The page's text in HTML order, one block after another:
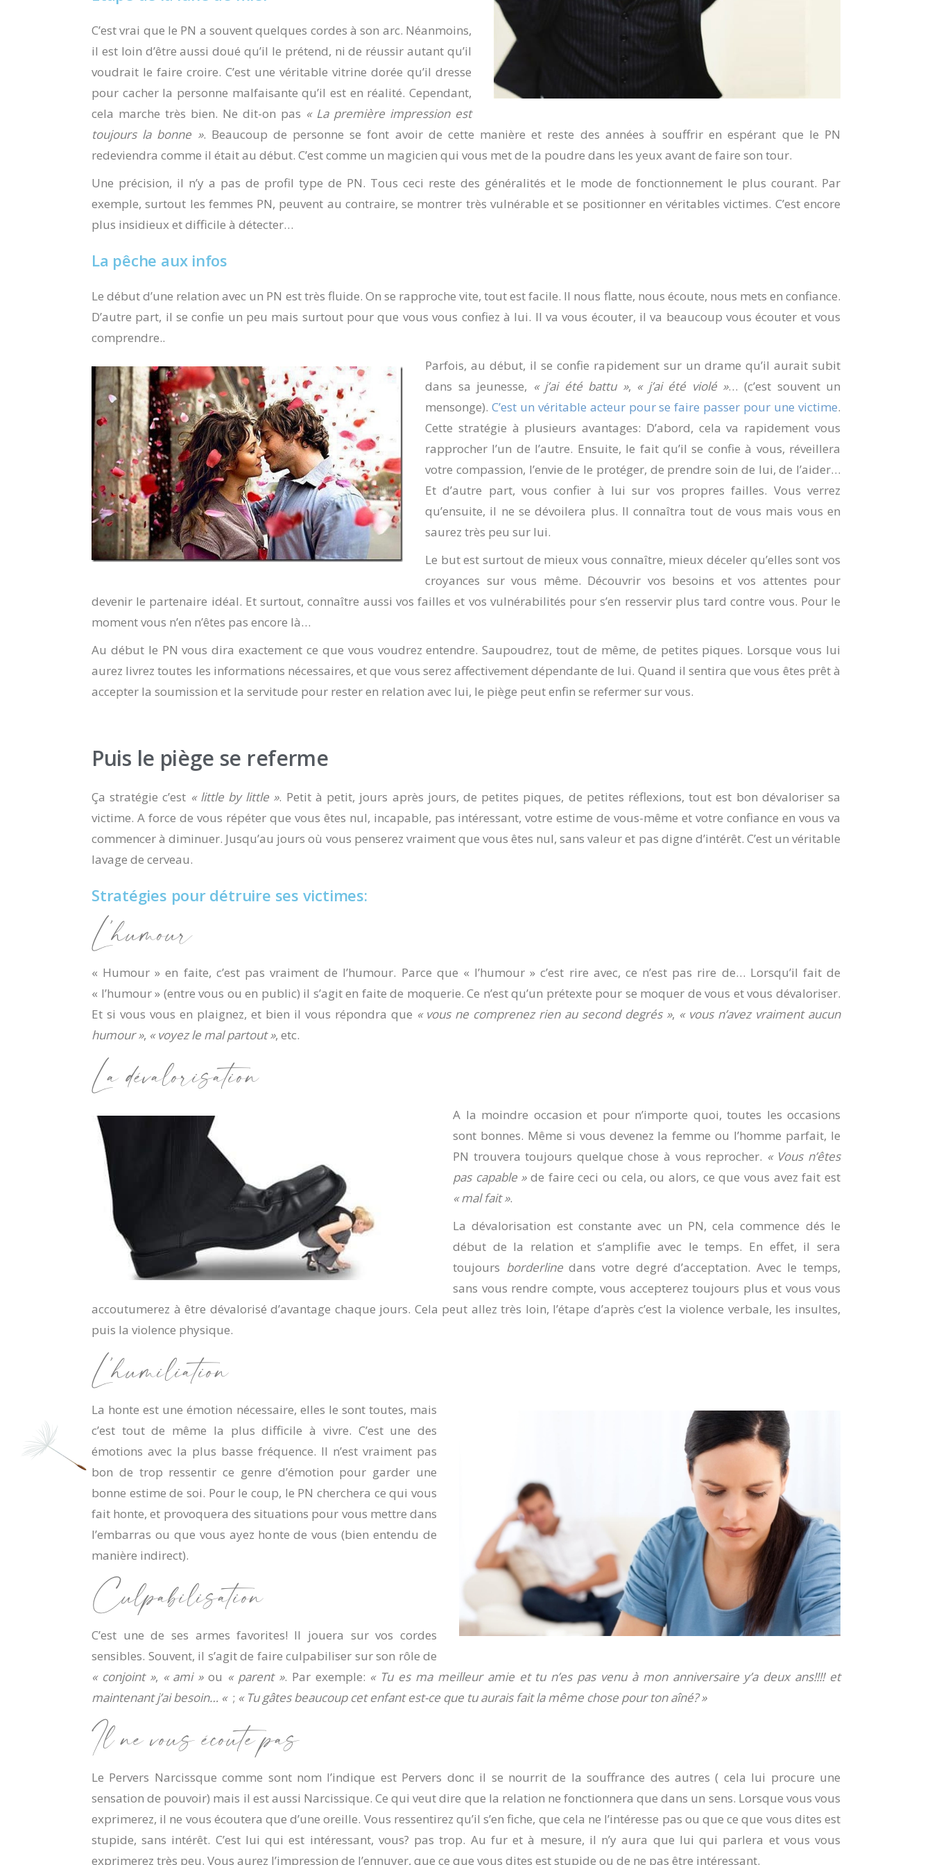
C’est vrai que le PN a souvent quelques cordes à son arc. Néanmoins,
il est loin d’être aussi doué qu’il le prétend, ni de réussir autant qu’il
voudrait le faire croire. C’est une véritable vitrine dorée qu’il dresse
pour cacher la personne malfaisante qu’il est en réalité. Cependant,
cela marche très bien. Ne dit-on pas « La première impression est
toujours la bonne ». Beaucoup de personne se font avoir de cette manière et reste des années à souffrir en espérant que le PN
redeviendra comme il était au début. C’est comme un magicien qui vous met de la poudre dans les yeux avant de faire son tour.
Une précision, il n’y a pas de profil type de PN. Tous ceci reste des généralités et le mode de fonctionnement le plus courant. Par
exemple, surtout les femmes PN, peuvent au contraire, se montrer très vulnérable et se positionner en véritables victimes. C’est encore
plus insidieux et difficile à détecter…
La pêche aux infos
Le début d’une relation avec un PN est très fluide. On se rapproche vite, tout est facile. Il nous flatte, nous écoute, nous mets en confiance.
D’autre part, il se confie un peu mais surtout pour que vous vous confiez à lui. Il va vous écouter, il va beaucoup vous écouter et vous
comprendre..
Parfois, au début, il se confie rapidement sur un drame qu’il aurait subit
dans sa jeunesse, « j’ai été battu », « j’ai été violé »… (c’est souvent un
mensonge). C’est un véritable acteur pour se faire passer pour une victime.
Cette stratégie à plusieurs avantages: D’abord, cela va rapidement vous
rapprocher l’un de l’autre. Ensuite, le fait qu’il se confie à vous, réveillera
votre compassion, l’envie de le protéger, de prendre soin de lui, de l’aider…
Et d’autre part, vous confier à lui sur vos propres failles. Vous verrez
qu’ensuite, il ne se dévoilera plus. Il connaîtra tout de vous mais vous en
saurez très peu sur lui.
Le but est surtout de mieux vous connaître, mieux déceler qu’elles sont vos
croyances sur vous même. Découvrir vos besoins et vos attentes pour
devenir le partenaire idéal. Et surtout, connaître aussi vos failles et vos vulnérabilités pour s’en resservir plus tard contre vous. Pour le
moment vous n’en n’êtes pas encore là…
Au début le PN vous dira exactement ce que vous voudrez entendre. Saupoudrez, tout de même, de petites piques. Lorsque vous lui
aurez livrez toutes les informations nécessaires, et que vous serez affectivement dépendante de lui. Quand il sentira que vous êtes prêt à
accepter la soumission et la servitude pour rester en relation avec lui, le piège peut enfin se refermer sur vous.
Puis le piège se referme
Ça stratégie c’est « little by little ». Petit à petit, jours après jours, de petites piques, de petites réflexions, tout est bon dévaloriser sa
victime. A force de vous répéter que vous êtes nul, incapable, pas intéressant, votre estime de vous-même et votre confiance en vous va
commencer à diminuer. Jusqu’au jours où vous penserez vraiment que vous êtes nul, sans valeur et pas digne d’intérêt. C’est un véritable
lavage de cerveau.
Stratégies pour détruire ses victimes:
L’humour
« Humour » en faite, c’est pas vraiment de l’humour. Parce que « l’humour » c’est rire avec, ce n’est pas rire de… Lorsqu’il fait de
« l’humour » (entre vous ou en public) il s’agit en faite de moquerie. Ce n’est qu’un prétexte pour se moquer de vous et vous dévaloriser.
Et si vous vous en plaignez, et bien il vous répondra que « vous ne comprenez rien au second degrés », « vous n’avez vraiment aucun
humour », « voyez le mal partout », etc.
La dévalorisation
A la moindre occasion et pour n’importe quoi, toutes les occasions
sont bonnes. Même si vous devenez la femme ou l’homme parfait, le
PN trouvera toujours quelque chose à vous reprocher. « Vous n’êtes
pas capable »de faire ceci ou cela, ou alors, ce que vous avez fait est
« mal fait ».
La dévalorisation est constante avec un PN, cela commence dés le
début de la relation et s’amplifie avec le temps. En effet, il sera
toujours borderlinedans votre degré d’acceptation. Avec le temps,
sans vous rendre compte, vous accepterez toujours plus et vous vous
accoutumerez à être dévalorisé d’avantage chaque jours. Cela peut allez très loin, l’étape d’après c’est la violence verbale, les insultes,
puis la violence physique.
L’humiliation
La honte est une émotion nécessaire, elles le sont toutes, mais
c’est tout de même la plus difficile à vivre. C’est une des
émotions avec la plus basse fréquence. Il n’est vraiment pas
bon de trop ressentir ce genre d’émotion pour garder une
bonne estime de soi. Pour le coup, le PN cherchera ce qui vous
fait honte, et provoquera des situations pour vous mettre dans
l’embarras ou que vous ayez honte de vous (bien entendu de
manière indirect).
Culpabilisation
C’est une de ses armes favorites! Il jouera sur vos cordes
sensibles. Souvent, il s’agit de faire culpabiliser sur son rôle de
« conjoint », « ami »ou « parent ». Par exemple: « Tu es ma meilleur amie et tu n’es pas venu à mon anniversaire y’a deux ans!!!! et
maintenant j’ai besoin… « ; « Tu gâtes beaucoup cet enfant est-ce que tu aurais fait la même chose pour ton aîné? »
Il ne vous écoute pas
Le Pervers Narcissque comme sont nom l’indique est Pervers donc il se nourrit de la souffrance des autres ( cela lui procure une
sensation de pouvoir) mais il est aussi Narcissique. Ce qui veut dire que la relation ne fonctionnera que dans un sens. Lorsque vous vous
exprimerez, il ne vous écoutera que d’une oreille. Vous ressentirez qu’il s’en fiche, que cela ne l’intéresse pas ou que ce que vous dites est
stupide, sans intérêt. C’est lui qui est intéressant, vous? pas trop. Au fur et à mesure, il n’y aura que lui qui parlera et vous vous
exprimerez très peu. Vous aurez l’impression de l’ennuyer, que ce que vous dites est stupide ou de ne pas être intéressant.